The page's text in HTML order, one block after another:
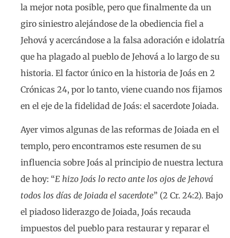
la mejor nota posible, pero que finalmente da un
giro siniestro alejándose de la obediencia fiel a
Jehová y acercándose a la falsa adoración e idolatría
que ha plagado al pueblo de Jehová a lo largo de su
historia. El factor único en la historia de Joás en 2
Crónicas 24, por lo tanto, viene cuando nos fijamos
en el eje de la fidelidad de Joás: el sacerdote Joiada.
Ayer vimos algunas de las reformas de Joiada en el
templo, pero encontramos este resumen de su
influencia sobre Joás al principio de nuestra lectura
de hoy: “E hizo Joás lo recto ante los ojos de Jehová
todos los días de Joiada el sacerdote” (2 Cr. 24:2). Bajo
el piadoso liderazgo de Joiada, Joás recauda
impuestos del pueblo para restaurar y reparar el